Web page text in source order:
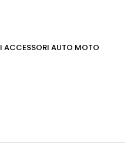
AUTO MOTO